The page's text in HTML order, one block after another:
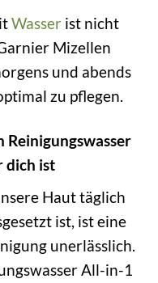
Wasser ist nicht
Mizellen
und abends
zu pflegen.
dich ist
Haut täglich
ist, ist eine
unerlässlich.
All-in-1